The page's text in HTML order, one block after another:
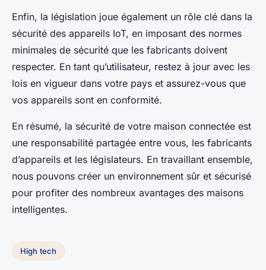
Enfin, la législation joue également un rôle clé dans la
sécurité des appareils IoT, en imposant des normes
minimales de sécurité que les fabricants doivent
respecter. En tant qu’utilisateur, restez à jour avec les
lois en vigueur dans votre pays et assurez-vous que
vos appareils sont en conformité.
En résumé, la sécurité de votre maison connectée est
une responsabilité partagée entre vous, les fabricants
d’appareils et les législateurs. En travaillant ensemble,
nous pouvons créer un environnement sûr et sécurisé
pour profiter des nombreux avantages des maisons
intelligentes.
High tech